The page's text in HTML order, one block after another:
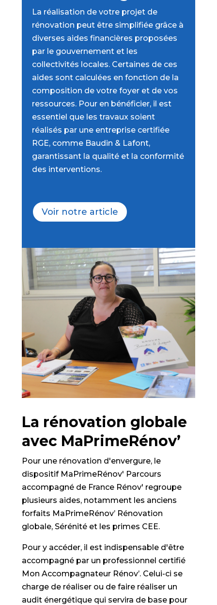
La réalisation de votre projet de
rénovation peut être simplifiée grâce à
diverses aides financières proposées
par le gouvernement et les
collectivités locales. Certaines de ces
aides sont calculées en fonction de la
composition de votre foyer et de vos
ressources. Pour en bénéficier, il est
essentiel que les travaux soient
réalisés par une entreprise certifiée
RGE, comme Baudin & Lafont,
garantissant la qualité et la conformité
des interventions.
Voir notre article
La rénovation globale
avec MaPrimeRénov’
Pour une rénovation d'envergure, le
dispositif MaPrimeRénov' Parcours
accompagné de France Rénov' regroupe
plusieurs aides, notamment les anciens
forfaits MaPrimeRénov’ Rénovation
globale, Sérénité et les primes CEE.
Pour y accéder, il est indispensable d'être
accompagné par un professionnel certifié
Mon Accompagnateur Rénov’. Celui-ci se
charge de réaliser ou de faire réaliser un
audit énergétique qui servira de base pour